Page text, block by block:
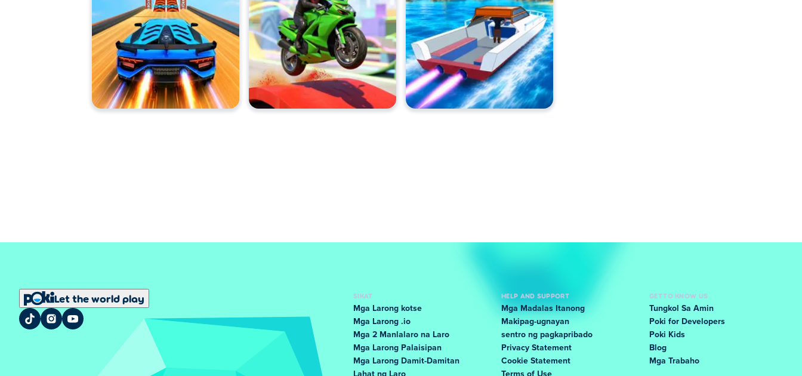
Let the world play
SIKAT
Mga Larong kotse
Mga Larong .io
Mga 2 Manlalaro na Laro
Mga Larong Palaisipan
Mga Larong Damit-Damitan
Lahat ng Laro
HELP AND SUPPORT
Mga Madalas Itanong
Makipag-ugnayan
sentro ng pagkapribado
Privacy Statement
Cookie Statement
Terms of Use
GET TO KNOW US
Tungkol Sa Amin
Poki for Developers
Poki Kids
Blog
Mga Trabaho